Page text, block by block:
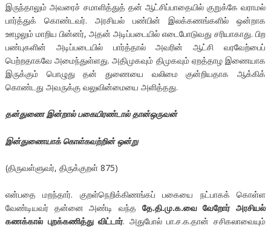
இருந்தாலும் அவரைச் சமாளித்துத் தன் ஆட்சிப்பாதையில் குறுக்கே வராமல்
பார்த்துக் கொண்டவர். அரசியல் பண்பின் இலக்கணங்களில் ஒன்றாக
ஊழலும் மாறிய பின்னர், அதன் அடிப்படையில் எடைபோடுவது சரியாகாது. பிற
பண்புகளின் அடிப்படையில் பார்த்தால் அவரின் ஆட்சி வரவேற்பைப்
பெற்றதாகவே அமைந்துள்ளது. அதிமுகவும் திமுகவும் ஏறத்தாழ இணையாக
இருக்கும் பொழுது தன் துணையை வலிமை குன்றியதாக ஆக்கிக்
கொண்டது அவருக்கு வலுவின்மையை அளித்தது.
தன்துணை இன்றால் பகையிரண்டால் தான்ஒருவன்
இன்துணையாக் கொள்கவற்றின் ஒன்று
(திருவள்ளுவர், திருக்குறள் 875)
என்பதை மறந்தார். குறள்நெறிக்கிணங்கப் பகையை நட்பாகக் கொள்ள
வேண்டியவர் தன்னை அண்டி வந்த தே.தி.மு.க.வை வேறோர் அரசியல்
கணக்கால் புறக்கணித்து விட்டார். அதுபோல் பா.ச.க.தான் சசிகலாவையும்